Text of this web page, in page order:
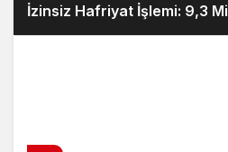
İzinsiz Hafriyat İşlemi: 9,3